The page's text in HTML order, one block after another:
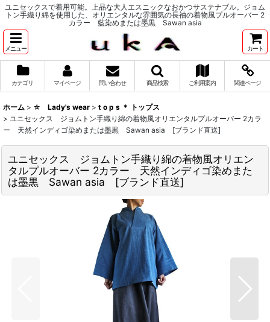
ユニセックスで着用可能。上品な大人エスニックなおかつサステナブル。ジョム
トン手織り綿を使用した、オリエンタルな雰囲気の長袖の着物風プルオーバー 2
カラー 藍染めまたは墨黒 Sawan asia
メニュー カート
カテゴリ マイページ 問い合わせ 商品検索 ご利用案内 関連ページ
ホーム > ☆ Lady's wear > t o p s ＊ トップス
> ユニセックス ジョムトン手織り綿の着物風オリエンタルプルオーバー 2カラ
ー 天然インディゴ染めまたは墨黒 Sawan asia [ブランド直送]
ユニセックス ジョムトン手織り綿の着物風オリエン
タルプルオーバー 2カラー 天然インディゴ染めまた
は墨黒 Sawan asia [ブランド直送]